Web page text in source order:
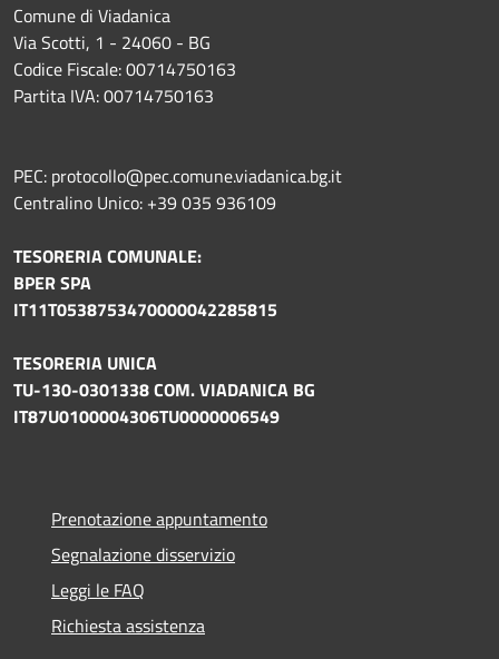
Comune di Viadanica
Via Scotti, 1 - 24060 - BG
Codice Fiscale: 00714750163
Partita IVA: 00714750163
PEC: protocollo@pec.comune.viadanica.bg.it
Centralino Unico: +39 035 936109
TESORERIA COMUNALE:
BPER SPA
IT11T0538753470000042285815
TESORERIA UNICA
TU-130-0301338 COM. VIADANICA BG
IT87U0100004306TU0000006549
Prenotazione appuntamento
Segnalazione disservizio
Leggi le FAQ
Richiesta assistenza